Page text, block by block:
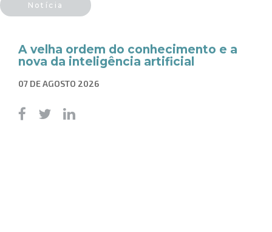
Notícia
A velha ordem do conhecimento e a
nova da inteligência artificial
07 DE AGOSTO 2026